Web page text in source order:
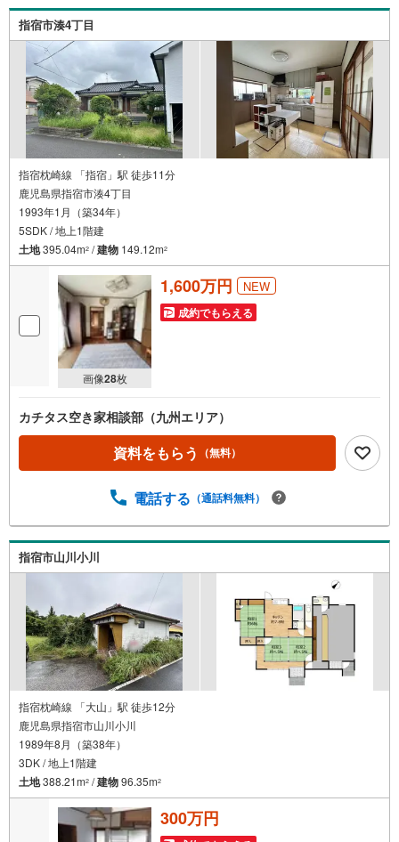
指宿市湊4丁目
指宿枕崎線 「指宿」駅 徒歩11分
鹿児島県指宿市湊4丁目
1993年1月（築34年）
5SDK / 地上1階建
土地395.04m2 /建物 149.12m2
画像28枚
1,600万円 NEW
成約でもらえる
カチタス空き家相談部（九州エリア）
資料をもらう （無料）
電話する （通話料無料）
指宿市山川小川
指宿枕崎線 「大山」駅 徒歩12分
鹿児島県指宿市山川小川
1989年8月（築38年）
3DK / 地上1階建
土地388.21m2 /建物96.35m2
300万円